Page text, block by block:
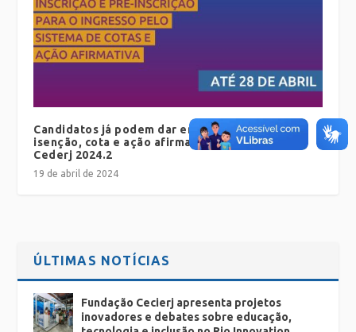
Candidatos já podem dar entrada no pedido de
isenção, cota e ação afirmativa do Vestibular
Cederj 2024.2
19 de abril de 2024
ÚLTIMAS NOTÍCIAS
Fundação Cecierj apresenta projetos
inovadores e debates sobre educação,